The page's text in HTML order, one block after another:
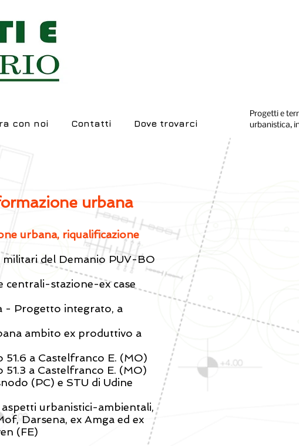
con noi Contatti Dove trovarci
Progetti e
urbanistica,
urbana, riqualificazione
militari del Demanio PUV-BO
centrali-stazione-ex case
- Progetto integrato, a
ambito ex produttivo a
a Castelfranco E. (MO)
a Castelfranco E. (MO)
(PC) e STU di Udine
urbanistici-ambientali,
Darsena, ex Amga ed ex
(FE)
urbana